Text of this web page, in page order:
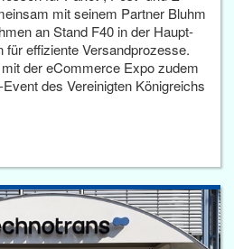
mit seinem Partner Bluhm
an Stand F40 in der Haupt­
für effiziente Versandprozesse.
der eCommerce Expo zudem
des Vereinigten Königreichs